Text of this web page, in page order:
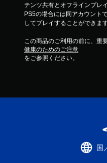
テンツ共有とオフラインプレ
PS5の場合には同アカウント
してプレイすることができます
この商品のご利用の前に、重
健康のためのご注意
をご参照ください。
国